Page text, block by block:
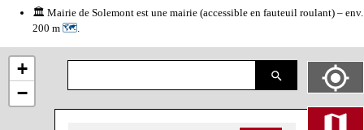
🏛️ Mairie de Solemont est une mairie (accessible en fauteuil roulant) – env.
200 m 🗺.
+
−